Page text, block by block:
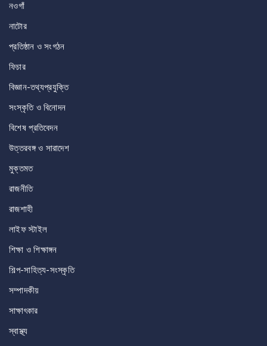
নওগাঁ
নাটোর
প্রতিষ্ঠান ও সংগঠন
ফিচার
বিজ্ঞান-তথ্যপ্রযুক্তি
সংস্কৃতি ও বিনোদন
বিশেষ প্রতিবেদন
উত্তরবঙ্গ ও সারাদেশ
মুক্তমত
রাজনীতি
রাজশাহী
লাইফ স্টাইল
শিক্ষা ও শিক্ষাঙ্গন
শিল্প-সাহিত্য-সংস্কৃতি
সম্পাদকীয়
সাক্ষাৎকার
স্বাস্থ্য